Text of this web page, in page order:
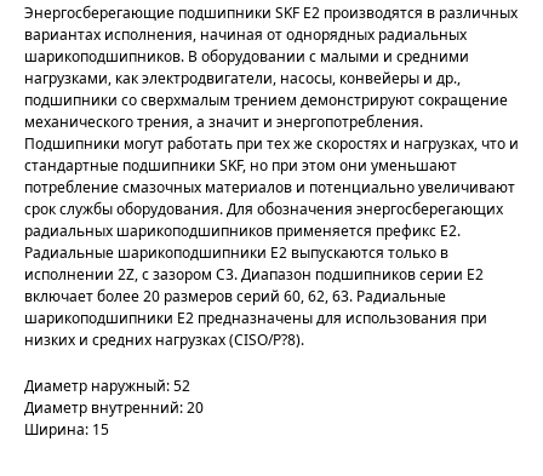
Энергосберегающие подшипники SKF E2 производятся в различных
вариантах исполнения, начиная от однорядных радиальных
шарикоподшипников. В оборудовании с малыми и средними
нагрузками, как электродвигатели, насосы, конвейеры и др.,
подшипники со сверхмалым трением демонстрируют сокращение
механического трения, а значит и энергопотребления.
Подшипники могут работать при тех же скоростях и нагрузках, что и
стандартные подшипники SKF, но при этом они уменьшают
потребление смазочных материалов и потенциально увеличивают
срок службы оборудования. Для обозначения энергосберегающих
радиальных шарикоподшипников применяется префикс Е2.
Радиальные шарикоподшипники Е2 выпускаются только в
исполнении 2Z, с зазором С3. Диапазон подшипников серии Е2
включает более 20 размеров серий 60, 62, 63. Радиальные
шарикоподшипники Е2 предназначены для использования при
низких и средних нагрузках (CISO/P?8).
Диаметр наружный: 52
Диаметр внутренний: 20
Ширина: 15